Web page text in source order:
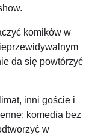
komików w
da się powtórzyć
inni goście i
komedia bez
w